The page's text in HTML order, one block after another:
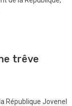
trêve
République Jovenel